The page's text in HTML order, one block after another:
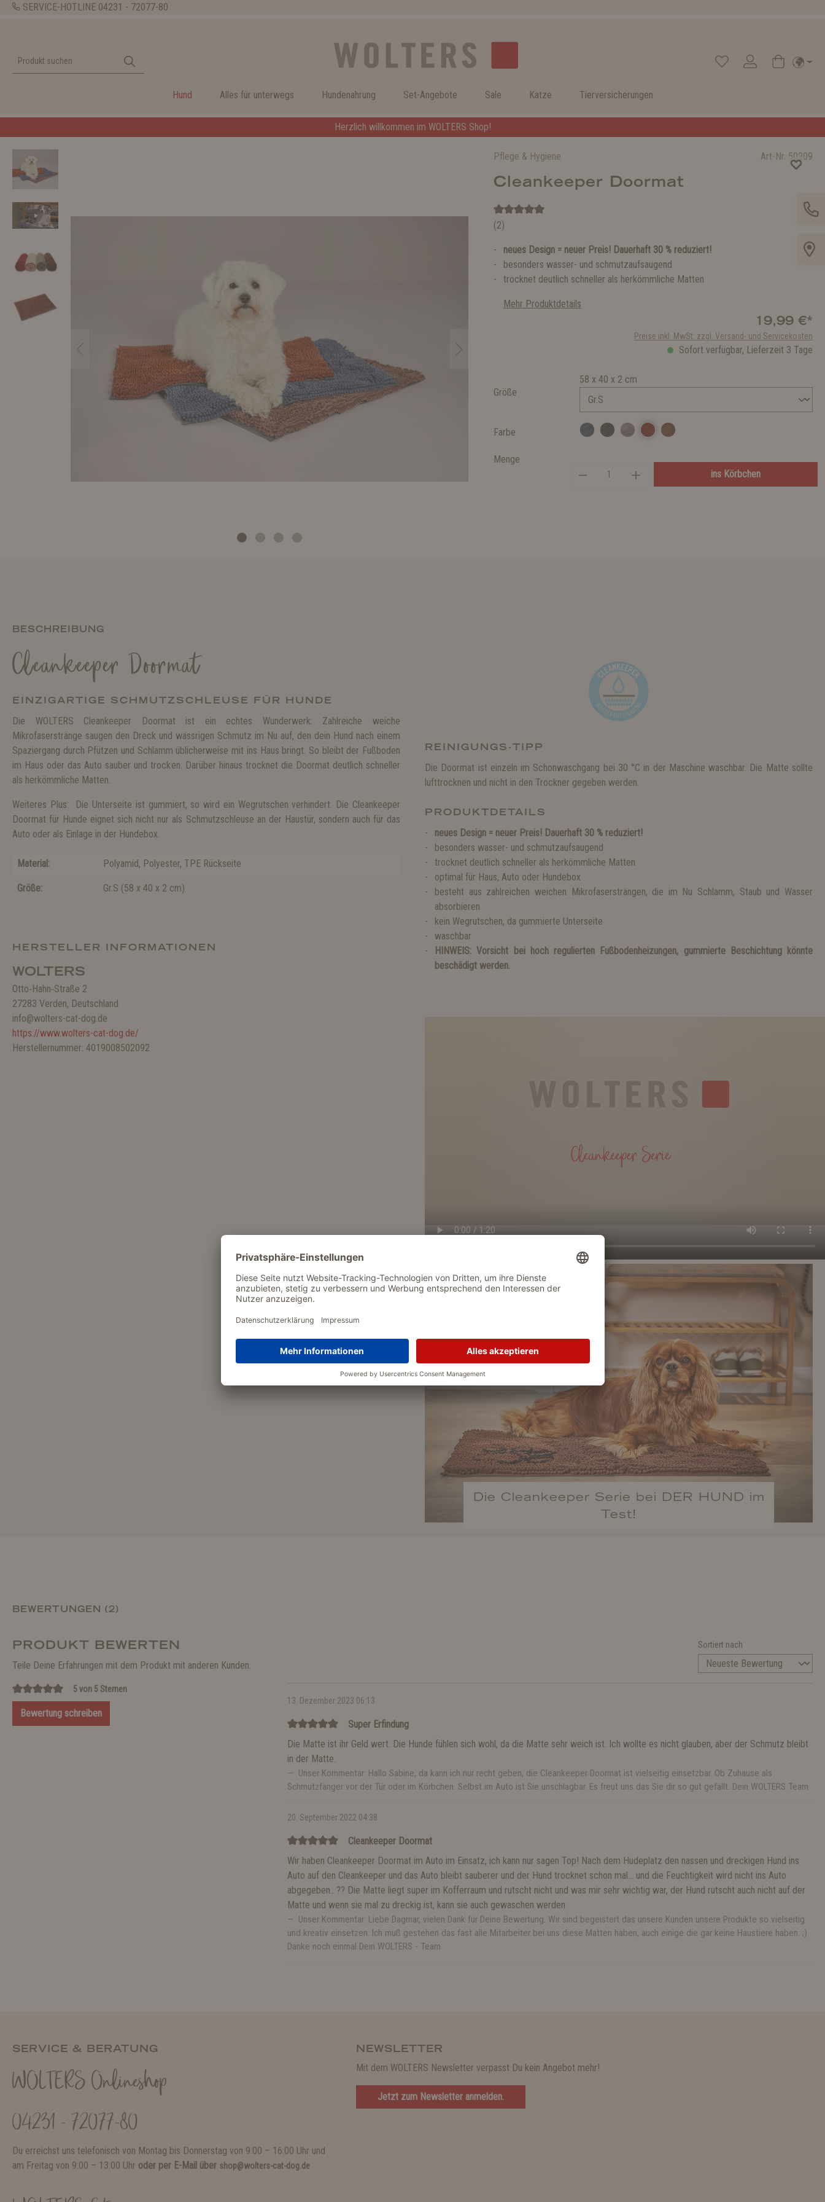
SERVICE-HOTLINE 04231 - 72077-80
Hund Alles für unterwegs Hundenahrung Set-Angebote Sale Katze Tierversicherungen
Herzlich willkommen im WOLTERS Shop!
Pflege & Hygiene Art-Nr. 50209
Cleankeeper Doormat
(2)
neues Design = neuer Preis! Dauerhaft 30 % reduziert!
besonders wasser- und schmutzaufsaugend
trocknet deutlich schneller als herkömmliche Matten
Mehr Produktdetails
19,99 €*
Preise inkl. MwSt. zzgl. Versand- und Servicekosten
Sofort verfügbar, Lieferzeit 3 Tage
Größe
58 x 40 x 2 cm
Farbe
Menge
ins Körbchen
BESCHREIBUNG
Cleankeeper Doormat
EINZIGARTIGE SCHMUTZSCHLEUSE FÜR HUNDE
Die WOLTERS Cleankeeper Doormat ist ein echtes Wunderwerk: Zahlreiche weiche
Mikrofaserstränge saugen den Dreck und wässrigen Schmutz im Nu auf, den dein Hund nach einem
Spaziergang durch Pfützen und Schlamm üblicherweise mit ins Haus bringt. So bleibt der Fußboden
im Haus oder das Auto sauber und trocken. Darüber hinaus trocknet die Doormat deutlich schneller
als herkömmliche Matten.
Weiteres Plus: Die Unterseite ist gummiert, so wird ein Wegrutschen verhindert. Die Cleankeeper
Doormat für Hunde eignet sich nicht nur als Schmutzschleuse an der Haustür, sondern auch für das
Auto oder als Einlage in der Hundebox.
Material: Polyamid, Polyester, TPE Rückseite
Größe: Gr.S (58 x 40 x 2 cm)
HERSTELLER INFORMATIONEN
WOLTERS
Otto‑Hahn‑Straße 2
27283 Verden, Deutschland
info@wolters-cat-dog.de
https://www.wolters-cat-dog.de/
Herstellernummer: 4019008502092
REINIGUNGS-TIPP
Die Doormat ist einzeln im Schonwaschgang bei 30 °C in der Maschine waschbar. Die Matte sollte
lufttrocknen und nicht in den Trockner gegeben werden.
PRODUKTDETAILS
neues Design = neuer Preis! Dauerhaft 30 % reduziert!
besonders wasser- und schmutzaufsaugend
trocknet deutlich schneller als herkömmliche Matten
optimal für Haus, Auto oder Hundebox
besteht aus zahlreichen weichen Mikrofasersträngen, die im Nu Schlamm, Staub und Wasser
absorbieren
kein Wegrutschen, da gummierte Unterseite
waschbar
HINWEIS: Vorsicht bei hoch regulierten Fußbodenheizungen, gummierte Beschichtung könnte
beschädigt werden.
Die Cleankeeper Serie bei DER HUND im
Test!
BEWERTUNGEN (2)
PRODUKT BEWERTEN
Teile Deine Erfahrungen mit dem Produkt mit anderen Kunden.
5 von 5 Sternen
Bewertung schreiben
Sortiert nach
13. Dezember 2023 06:13
Super Erfindung
Die Matte ist ihr Geld wert. Die Hunde fühlen sich wohl, da die Matte sehr weich ist. Ich wollte es nicht glauben, aber der Schmutz bleibt
in der Matte.
Unser Kommentar: Hallo Sabine, da kann ich nur recht geben, die Cleankeeper Doormat ist vielseitig einsetzbar. Ob Zuhause als
Schmutzfänger vor der Tür oder im Körbchen. Selbst im Auto ist Sie unschlagbar. Es freut uns das Sie dir so gut gefällt. Dein WOLTERS Team
20. September 2022 04:38
Cleankeeper Doormat
Wir haben Cleankeeper Doormat im Auto im Einsatz, ich kann nur sagen Top! Nach dem Hudeplatz den nassen und dreckigen Hund ins
Auto auf den Cleankeeper und das Auto bleibt sauberer und der Hund trocknet schon mal… und die Feuchtigkeit wird nicht ins Auto
abgegeben.. ?? Die Matte liegt super im Kofferraum und rutscht nicht und was mir sehr wichtig war, der Hund rutscht auch nicht auf der
Matte und wenn sie mal zu dreckig ist, kann sie auch gewaschen werden
Unser Kommentar: Liebe Dagmar, vielen Dank für Deine Bewertung. Wir sind begeistert das unsere Kunden unsere Produkte so vielseitig
und kreativ einsetzen. Ich muß gestehen das fast alle Mitarbeiter bei uns diese Matten haben, auch einige die gar keine Haustiere haben. ;)
Danke noch einmal Dein WOLTERS - Team
SERVICE & BERATUNG
WOLTERS Onlineshop
04231 - 72077-80
Du erreichst uns telefonisch von Montag bis Donnerstag von 9:00 – 16:00 Uhr und
am Freitag von 9:00 – 13:00 Uhr oder per E-Mail über shop@wolters-cat-dog.de
NEWSLETTER
Mit dem WOLTERS Newsletter verpasst Du kein Angebot mehr!
Jetzt zum Newsletter anmelden.